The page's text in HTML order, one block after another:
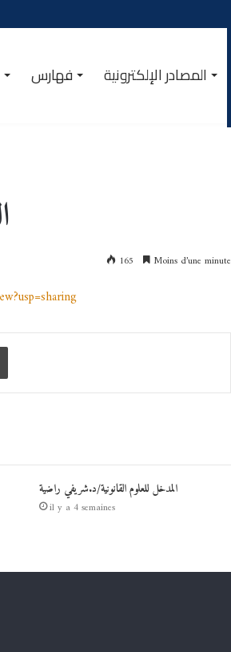
فهارس المصادر الإلكترونية
165 Moins d’une minute
Imprimer
المدخل للعلوم القانونية/د.شريفي راضية
il y a 4 semaines